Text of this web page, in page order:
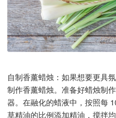
自制香薰蜡烛：如果想要更具
制作香薰蜡烛。准备好蜡烛制
器。在融化的蜡液中，按照每
草精油的比例添加精油，搅拌